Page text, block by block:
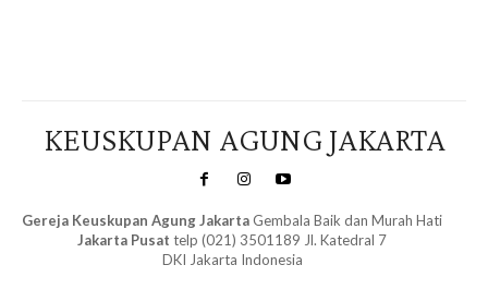
KEUSKUPAN AGUNG JAKARTA
Gereja Keuskupan Agung Jakarta Gembala Baik dan Murah Hati
Jakarta Pusat telp (021) 3501189 Jl. Katedral 7
DKI Jakarta Indonesia